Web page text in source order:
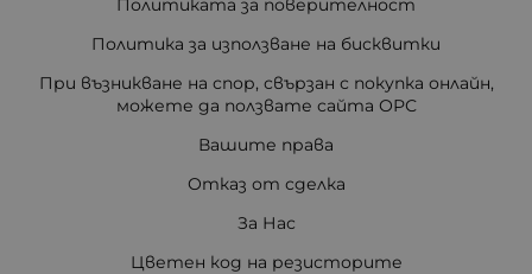
Политиката за поверителност
Политика за използване на бисквитки
При възникване на спор, свързан с покупка онлайн,
можете да ползвате сайта ОРС
Вашите права
Отказ от сделка
За Нас
Цветен код на резисторите